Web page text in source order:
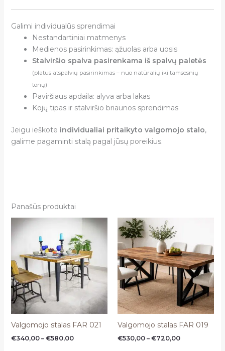
Galimi individualūs sprendimai
Nestandartiniai matmenys
Medienos pasirinkimas: ąžuolas arba uosis
Stalviršio spalva pasirenkama iš spalvų paletės
(platus atspalvių pasirinkimas – nuo natūralių iki tamsesnių
tonų)
Paviršiaus apdaila: alyva arba lakas
Kojų tipas ir stalviršio briaunos sprendimas
Jeigu ieškote individualiai pritaikyto valgomojo stalo,
galime pagaminti stalą pagal jūsų poreikius.
Panašūs produktai
Valgomojo stalas FAR 021
€340,00 – €580,00
Price
range:
€340,00
through
€580,00
Valgomojo stalas FAR 019
€530,00 – €720,00
through
€720,00